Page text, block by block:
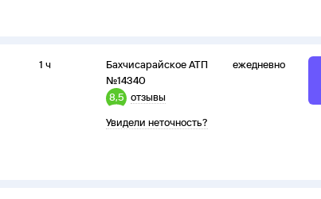
1 ч
Бахчисарайское АТП
№14340
8,5 отзывы
Увидели неточность?
ежедневно